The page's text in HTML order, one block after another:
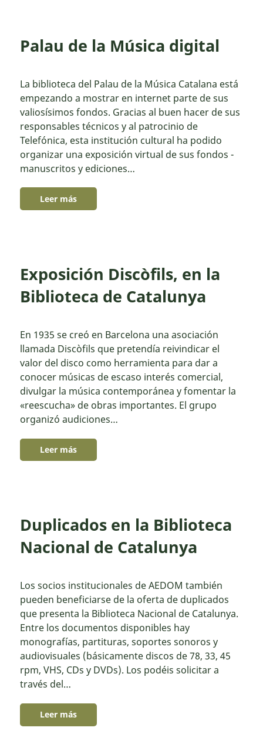
Palau de la Música digital
La biblioteca del Palau de la Música Catalana está
empezando a mostrar en internet parte de sus
valiosísimos fondos. Gracias al buen hacer de sus
responsables técnicos y al patrocinio de
Telefónica, esta institución cultural ha podido
organizar una exposición virtual de sus fondos -
manuscritos y ediciones…
Leer más
Exposición Discòfils, en la
Biblioteca de Catalunya
En 1935 se creó en Barcelona una asociación
llamada Discòfils que pretendía reivindicar el
valor del disco como herramienta para dar a
conocer músicas de escaso interés comercial,
divulgar la música contemporánea y fomentar la
«reescucha» de obras importantes. El grupo
organizó audiciones…
Leer más
Duplicados en la Biblioteca
Nacional de Catalunya
Los socios institucionales de AEDOM también
pueden beneficiarse de la oferta de duplicados
que presenta la Biblioteca Nacional de Catalunya.
Entre los documentos disponibles hay
monografías, partituras, soportes sonoros y
audiovisuales (básicamente discos de 78, 33, 45
rpm, VHS, CDs y DVDs). Los podéis solicitar a
través del…
Leer más